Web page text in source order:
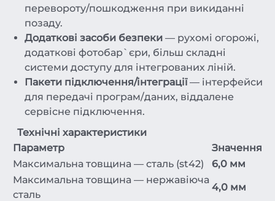
перевороту/пошкодження при викиданні
позаду.
Додаткові засоби безпеки — рухомі огорожі,
додаткові фотобар`єри, більш складні
системи доступу для інтегрованих ліній.
Пакети підключення/інтеграції— інтерфейси
для передачі програм/даних, віддалене
сервісне підключення.
Технічні характеристики
Параметр
Значення
Максимальна товщина — сталь (st42)
6,0 мм
Максимальна товщина — нержавіюча
сталь
4,0 мм